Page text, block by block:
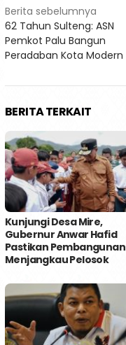
Navigasi
pos
Berita sebelumnya
62 Tahun Sulteng: ASN
Pemkot Palu Bangun
Peradaban Kota Modern
BERITA TERKAIT
Kunjungi Desa Mire,
Gubernur Anwar Hafid
Pastikan Pembangunan
Menjangkau Pelosok